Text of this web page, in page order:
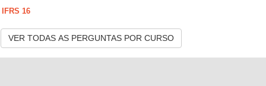
IFRS 16
VER TODAS AS PERGUNTAS POR CURSO